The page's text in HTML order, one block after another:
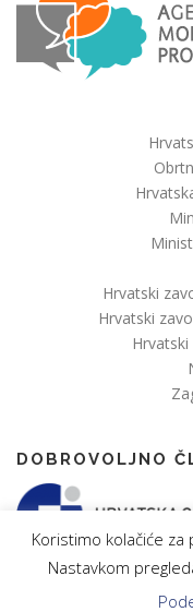
Hrvatski
Hrvatski
DOBROVOLJNO
Koristimo kolačiće za
Nastavkom